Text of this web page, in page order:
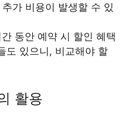
가 비용이 발생할 수 있
동안 예약 시 할인 혜택
도 있으니, 비교해야 할
활용